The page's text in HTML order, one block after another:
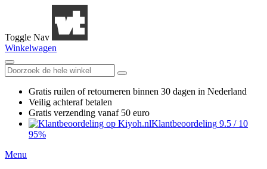
Toggle Nav
Winkelwagen
Gratis ruilen of retourneren binnen 30 dagen in Nederland
Veilig achteraf betalen
Gratis verzending vanaf 50 euro
Klantbeoordeling 9.5 / 10
95%
Menu